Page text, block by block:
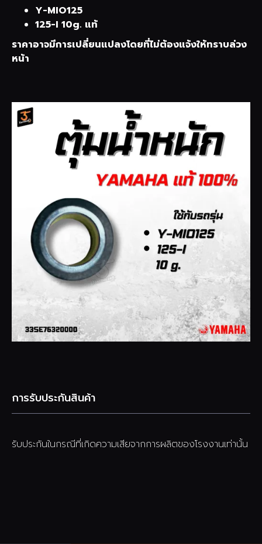
Y-MIO125
125-I 10g. แท้
ราคาอาจมีการเปลี่ยนแปลงโดยที่ไม่ต้องแจ้งให้ทราบล่วง
หน้า
การรับประกันสินค้า
รับประกันในกรณีที่เกิดความเสียจากการผลิตของโรงงานเท่านั้น